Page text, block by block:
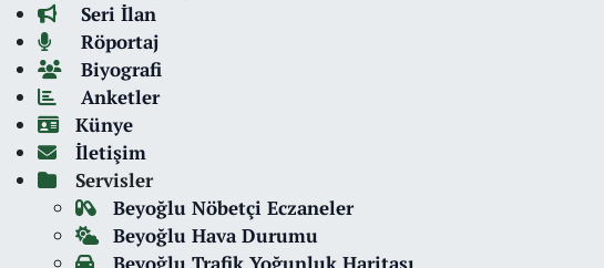
Seri İlan
Röportaj
Biyografi
Anketler
Künye
İletişim
Servisler
Beyoğlu Nöbetçi Eczaneler
Beyoğlu Hava Durumu